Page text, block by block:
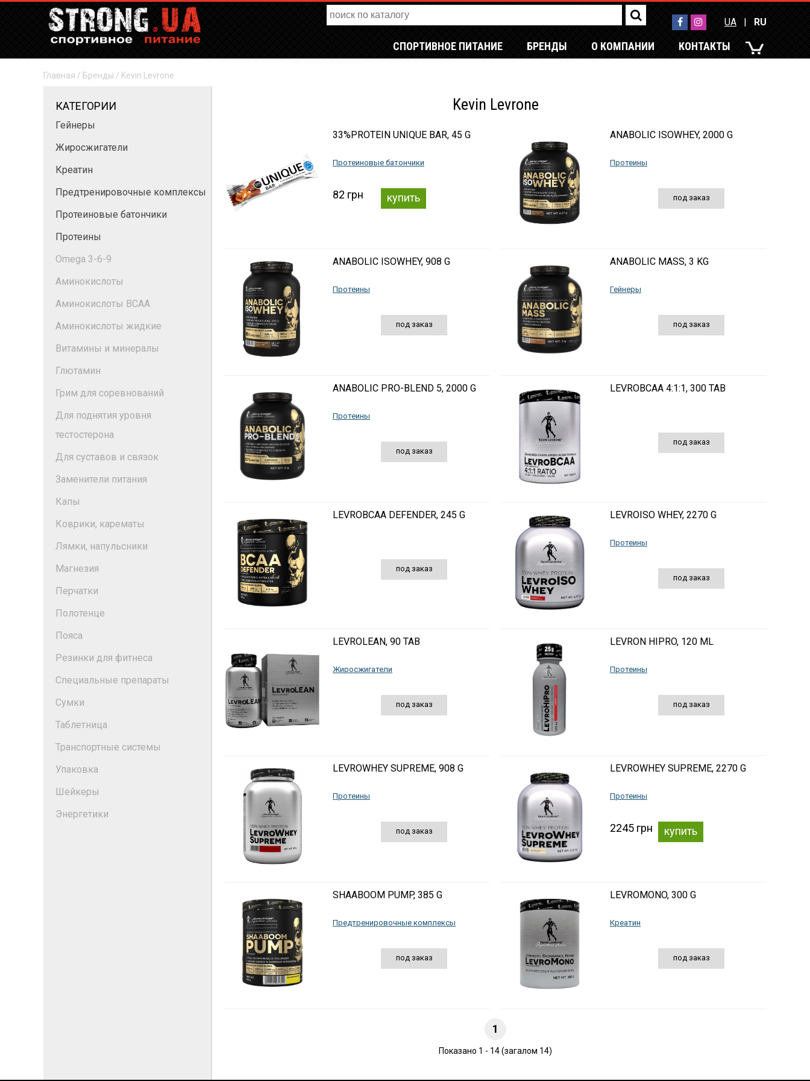
UA|RU
СПОРТИВНОЕ ПИТАНИЕ БРЕНДЫ О КОМПАНИИ КОНТАКТЫ
Главная / Бренды / Kevin Levrone
КАТЕГОРИИ
Гейнеры
Жиросжигатели
Креатин
Предтренировочные комплексы
Протеиновые батончики
Протеины
Omega 3-6-9
Аминокислоты
Аминокислоты BCAA
Аминокислоты жидкие
Витамины и минералы
Глютамин
Грим для соревнований
Для поднятия уровня
тестостерона
Для суставов и связок
Заменители питания
Капы
Коврики, карематы
Лямки, напульсники
Магнезия
Перчатки
Полотенце
Пояса
Резинки для фитнеса
Специальные препараты
Сумки
Таблетница
Транспортные системы
Упаковка
Шейкеры
Энергетики
Kevin Levrone
33%PROTEIN UNIQUE BAR, 45 G
Протеиновые батончики
82 грн купить
ANABOLIC ISOWHEY, 2000 G
Протеины
под заказ
ANABOLIC ISOWHEY, 908 G
Протеины
под заказ
ANABOLIC MASS, 3 KG
Гейнеры
под заказ
ANABOLIC PRO-BLEND 5, 2000 G
Протеины
под заказ
LEVROBCAA 4:1:1, 300 TAB
под заказ
LEVROBCAA DEFENDER, 245 G
под заказ
LEVROISO WHEY, 2270 G
Протеины
под заказ
LEVROLEAN, 90 TAB
Жиросжигатели
под заказ
LEVRON HIPRO, 120 ML
Протеины
под заказ
LEVROWHEY SUPREME, 908 G
Протеины
под заказ
LEVROWHEY SUPREME, 2270 G
Протеины
2245 грн купить
SHAABOOM PUMP, 385 G
Предтренировочные комплексы
под заказ
LEVROMONO, 300 G
Креатин
под заказ
1
Показано 1 - 14 (загалом 14)